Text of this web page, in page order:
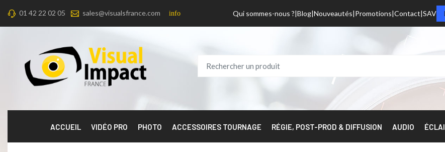
01 42 22 02 05 sales@visualsfrance.com info Qui sommes-nous ? Blog Nouveautés Promotions Contact SAV
ACCUEIL VIDÉO PRO PHOTO ACCESSOIRES TOURNAGE RÉGIE, POST-PROD & DIFFUSION AUDIO